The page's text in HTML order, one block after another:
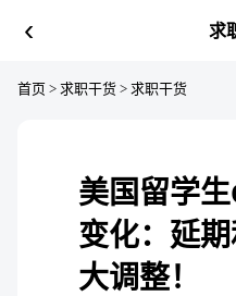
‹ 求
首页 > 求职干货 > 求职干货
美国留学
变化：延
大调整！